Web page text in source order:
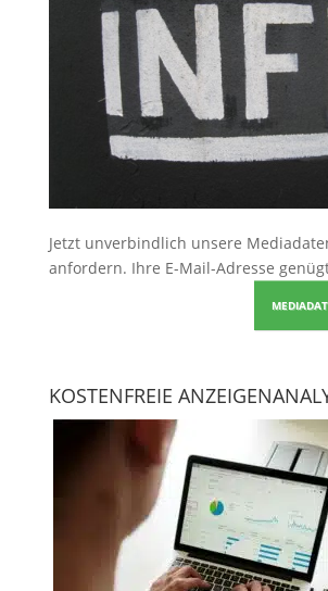
Jetzt unverbindlich unsere
anfordern. Ihre E-Mail-Adresse
KOSTENFREIE